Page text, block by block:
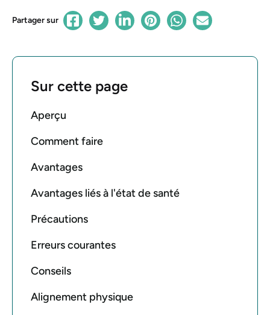
Partager sur
Sur cette page
Aperçu
Comment faire
Avantages
Avantages liés à l'état de santé
Précautions
Erreurs courantes
Conseils
Alignement physique